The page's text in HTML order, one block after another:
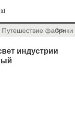
Путешествие фабрики
>>
индустрии